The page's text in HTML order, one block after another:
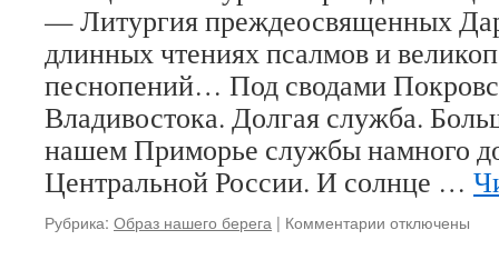
— Литургия преждеосвященных
длинных чтениях псалмов и
песнопений… Под сводами
Владивостока. Долгая служба.
нашем Приморье службы намного
Центральной России. И солнце …
Рубрика: Образ нашего берега | Комментарии котключены